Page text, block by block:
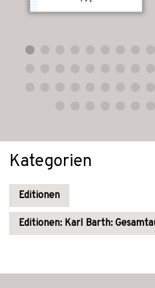
Kategorien
Editionen
Editionen: Karl Barth: